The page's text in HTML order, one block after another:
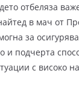
отбеляза
в мач от
за
и подчерта
с високо